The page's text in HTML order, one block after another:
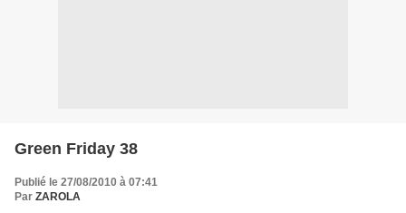
Green Friday 38
Publié le 27/08/2010 à 07:41
Par ZAROLA